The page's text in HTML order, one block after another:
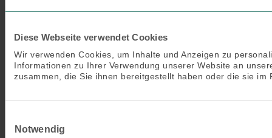
Diese Webseite verwendet Cookies
Wir verwenden Cookies, um Inhalte und Anzeigen zu
Informationen zu Ihrer Verwendung unserer Website an
zusammen, die Sie ihnen bereitgestellt haben oder die sie
Notwendig